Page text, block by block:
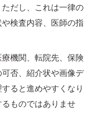
だし、これは一律の
検査内容、医師の指
機関、転院先、保険
否、紹介状や画像デ
ると進めやすくなり
ものではありませ